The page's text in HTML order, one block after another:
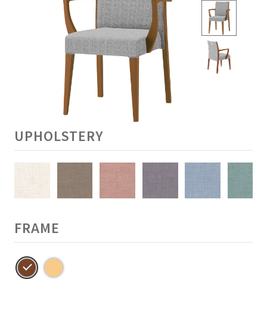
UPHOLSTERY
FRAME